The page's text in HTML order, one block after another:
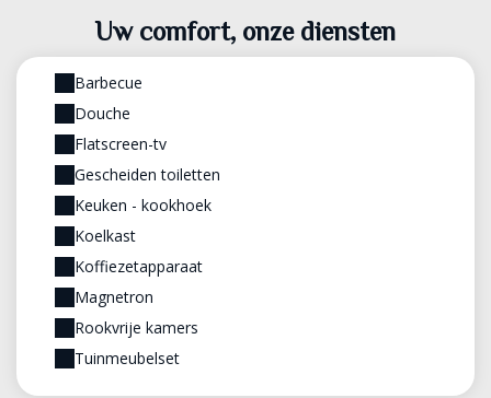
Uw comfort, onze diensten
Barbecue
Douche
Flatscreen-tv
Gescheiden toiletten
Keuken - kookhoek
Koelkast
Koffiezetapparaat
Magnetron
Rookvrije kamers
Tuinmeubelset